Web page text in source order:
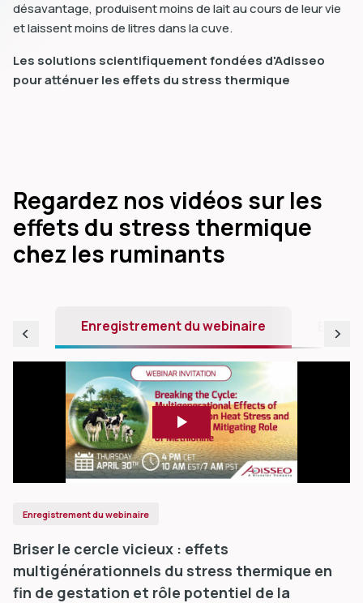
désavantage, produisent moins de lait au cours de leur vie
et laissent moins de litres dans la cuve.
Les solutions scientifiquement fondées d'Adisseo
pour atténuer les effets du stress thermique
Regardez nos vidéos sur les
effets du stress thermique
chez les ruminants
Enregistrement du webinaire
Enregistrement du webinaire
Briser le cercle vicieux : effets
multigénérationnels du stress thermique en
fin de gestation et rôle potentiel de la